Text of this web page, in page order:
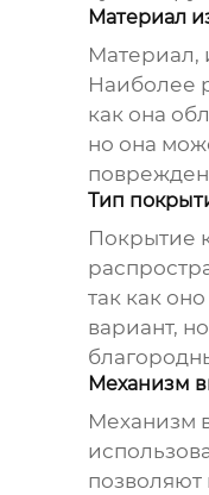
Материал
Материал,
Наиболее
как она
но она
Тип
Покрытие
так как
вариант,
Механизм
Механизм